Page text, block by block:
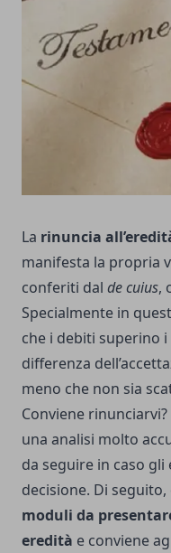
La rinuncia
manifesta la propria
conferiti dal de cuius,
Specialmente in
che i debiti superino
differenza
meno che non sia
Conviene rinunciarvi?
una analisi molto
da seguire in caso
decisione. Di seguito,
moduli da
eredità e conviene